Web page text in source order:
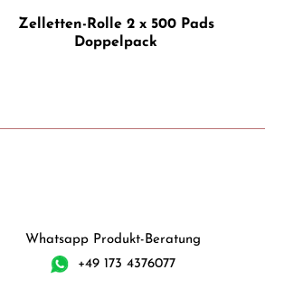
Zelletten-Rolle 2 x 500 Pads
Doppelpack
Whatsapp Produkt-Beratung
+49 173 4376077